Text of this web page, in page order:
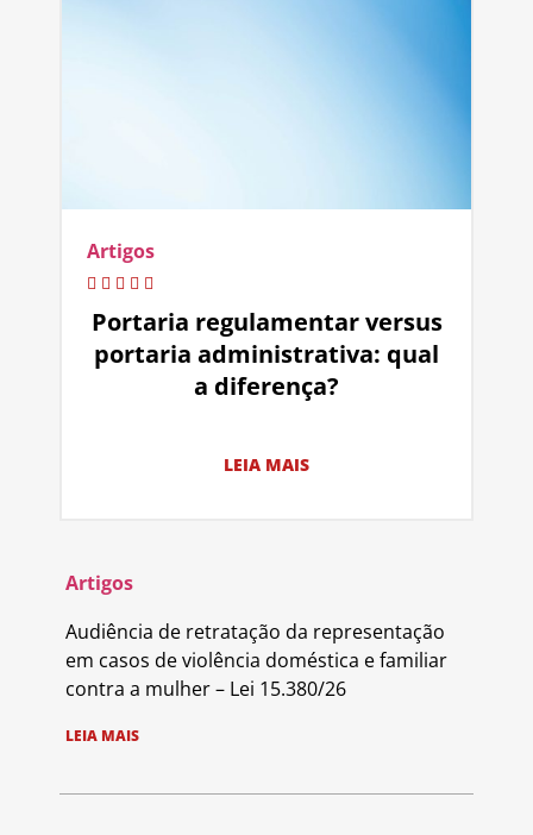
Artigos
Portaria regulamentar versus
portaria administrativa: qual
a diferença?
LEIA MAIS
Artigos
Audiência de retratação da representação
em casos de violência doméstica e familiar
contra a mulher – Lei 15.380/26
LEIA MAIS